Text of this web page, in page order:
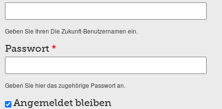
Geben Sie Ihren Die Zukunft-Benutzernamen ein.
Passwort *
Geben Sie hier das zugehörige Passwort an.
Angemeldet bleiben